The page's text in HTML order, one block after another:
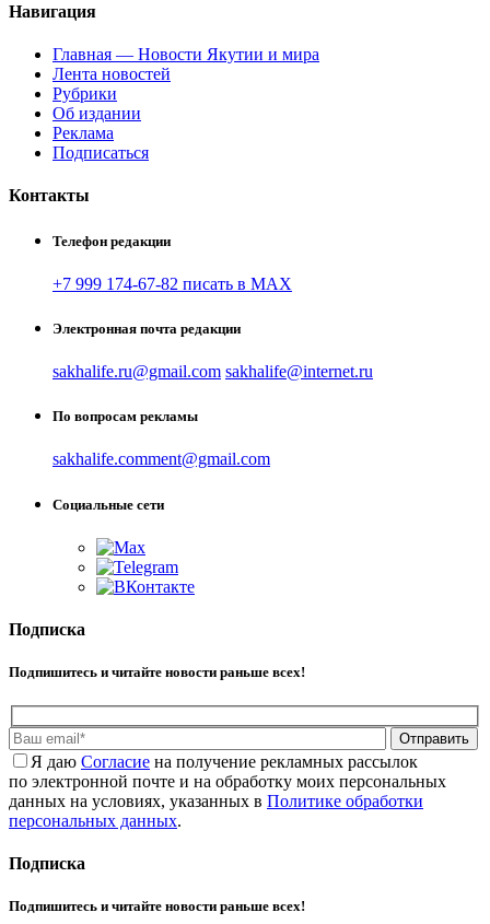
Навигация
Главная — Новости Якутии и мира
Лента новостей
Рубрики
Об издании
Реклама
Подписаться
Контакты
Телефон редакции
+7 999 174-67-82 писать в MAX
Электронная почта редакции
sakhalife.ru@gmail.com sakhalife@internet.ru
По вопросам рекламы
sakhalife.comment@gmail.com
Социальные сети
Подписка
Подпишитесь и читайте новости раньше всех!
Отправить
Я даю Cогласие на получение рекламных рассылок
по электронной почте и на обработку моих персональных
данных на условиях, указанных в Политике обработки
персональных данных.
Подписка
Подпишитесь и читайте новости раньше всех!